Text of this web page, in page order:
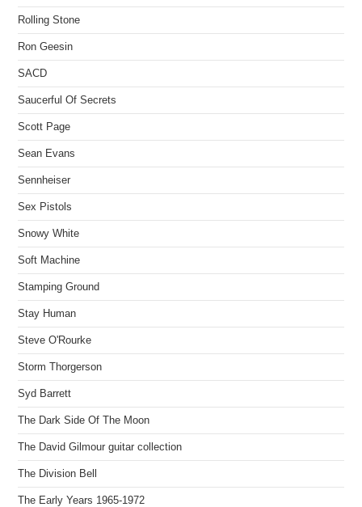
Rolling Stone
Ron Geesin
SACD
Saucerful Of Secrets
Scott Page
Sean Evans
Sennheiser
Sex Pistols
Snowy White
Soft Machine
Stamping Ground
Stay Human
Steve O'Rourke
Storm Thorgerson
Syd Barrett
The Dark Side Of The Moon
The David Gilmour guitar collection
The Division Bell
The Early Years 1965-1972